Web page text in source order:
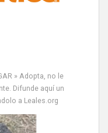
» Adopta, no le
Difunde aquí un
a Leales.org
Play con Leales.org